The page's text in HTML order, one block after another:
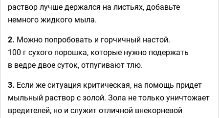
раствор лучше держался на листьях, добавьте
немного жидкого мыла.
2. Можно попробовать и горчичный настой.
100 г сухого порошка, которые нужно подержать
в ведре двое суток, отпугивают тлю.
3. Если же ситуация критическая, на помощь придет
мыльный раствор с золой. Зола не только уничтожает
вредителей, но и служит отличной внекорневой